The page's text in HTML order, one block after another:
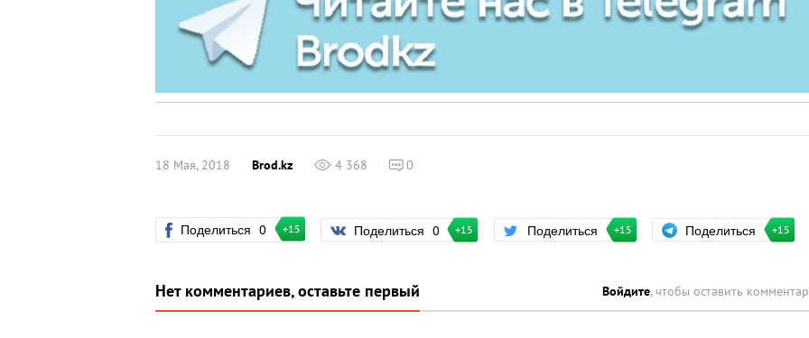
18 Мая, 2018 Brod.kz 4 368 0
Поделиться 0 +15 Поделиться 0 +15 Поделиться +15 Поделиться +15
Нет комментариев, оставьте первый Войдите, чтобы оставить